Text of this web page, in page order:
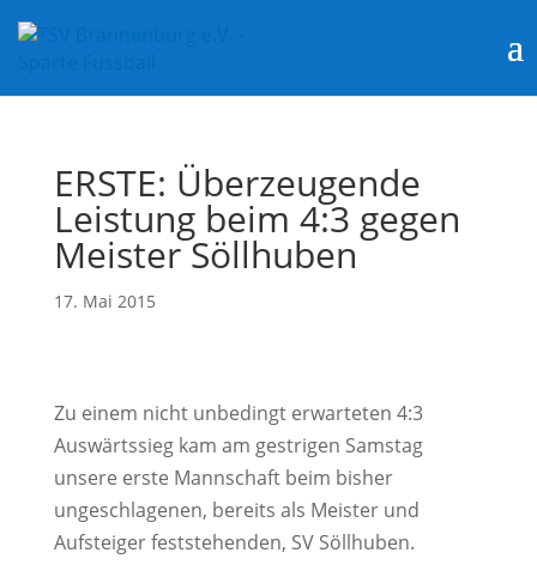
ERSTE: Überzeugende
Leistung beim 4:3 gegen
Meister Söllhuben
17. Mai 2015
Zu einem nicht unbedingt erwarteten 4:3
Auswärtssieg kam am gestrigen Samstag
unsere erste Mannschaft beim bisher
ungeschlagenen, bereits als Meister und
Aufsteiger feststehenden, SV Söllhuben.